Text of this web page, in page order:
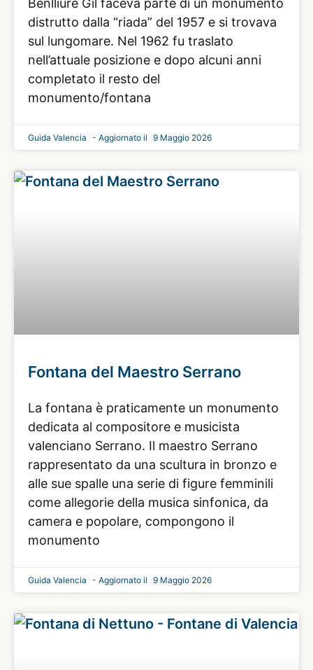
Benlliure Gil faceva parte di un monumento
distrutto dalla “riada” del 1957 e si trovava
sul lungomare. Nel 1962 fu traslato
nell’attuale posizione e dopo alcuni anni
completato il resto del
monumento/fontana
Guida Valencia 9 Maggio 2026
Fontana del Maestro Serrano
La fontana è praticamente un monumento
dedicata al compositore e musicista
valenciano Serrano. Il maestro Serrano
rappresentato da una scultura in bronzo e
alle sue spalle una serie di figure femminili
come allegorie della musica sinfonica, da
camera e popolare, compongono il
monumento
Guida Valencia 9 Maggio 2026